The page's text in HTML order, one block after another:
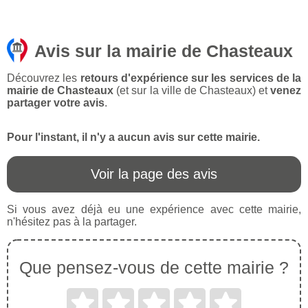
Avis sur la mairie de Chasteaux
Découvrez les retours d'expérience sur les services de la
mairie de Chasteaux (et sur la ville de Chasteaux) etvenez
partager votre avis.
Pour l'instant, il n'y a aucun avis sur cette mairie.
Voir la page des avis
Si vous avez déjà eu une expérience avec cette mairie,
n'hésitez pas à la partager.
Que pensez-vous de cette mairie ?